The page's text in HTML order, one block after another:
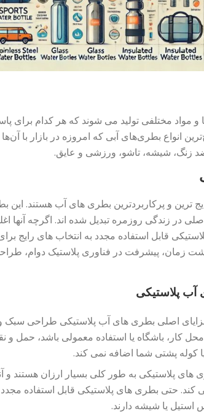
مواد مختلفی تولید می شوند که هر کدام برای
انواع بطری‌های آبی که امروزه در بازار با
زنگ، شیشه، تاشو، ورزشی و عایق.
ترین و پرکاربردترین بطری های آب هستند.
در زندگی روزمره تبدیل شده اند. اگرچه آنها
قابل استفاده مجدد به انتخاب های رایج
زمان، پیشرفت در فناوری پلاستیک دوام،
آب پلاستیکی
اصلی بطری های آب پلاستیکی طراحی سبک
کار، باشگاه یا استفاده معمولی باشد، حمل و
پشتی شما اضافه نمی کند.
های پلاستیکی به طور کلی بسیار ارزان هستند و
کند. حتی بطری های پلاستیکی قابل استفاده
استیل یا شیشه دارند.